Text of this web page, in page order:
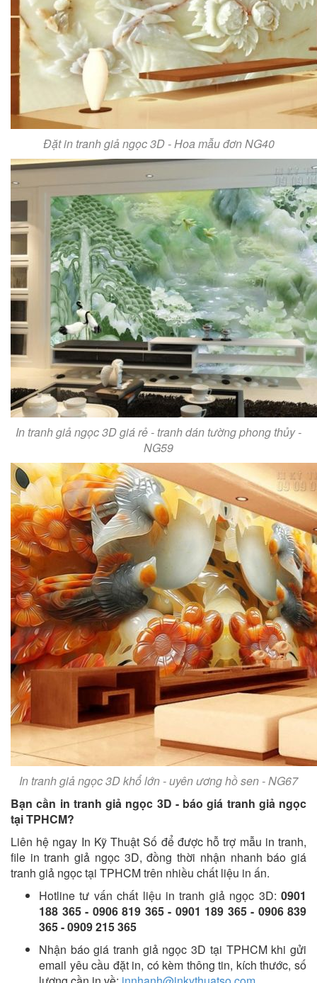
Đặt in tranh giả ngọc 3D - Hoa mẫu đơn NG40
In tranh giả ngọc 3D giá rẻ - tranh dán tường phong thủy -
NG59
In tranh giả ngọc 3D khổ lớn - uyên ương hồ sen - NG67
Bạn cần in tranh giả ngọc 3D - báo giá tranh giả ngọc
tại TPHCM?
Liên hệ ngay In Kỹ Thuật Số để được hỗ trợ mẫu in tranh,
file in tranh giả ngọc 3D, đồng thời nhận nhanh báo giá
tranh giả ngọc tại TPHCM trên nhiều chất liệu in ấn.
Hotline tư vấn chất liệu in tranh giả ngọc 3D: 0901
188 365 - 0906 819 365 - 0901 189 365 - 0906 839
365 - 0909 215 365
Nhận báo giá tranh giả ngọc 3D tại TPHCM khi gửi
email yêu cầu đặt in, có kèm thông tin, kích thước, số